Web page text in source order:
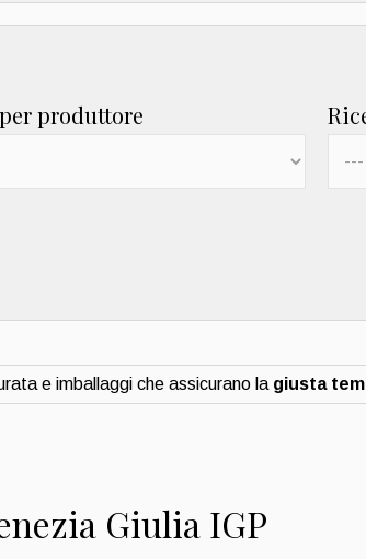
produttore
e imballaggi che assicurano la giusta
Giulia IGP